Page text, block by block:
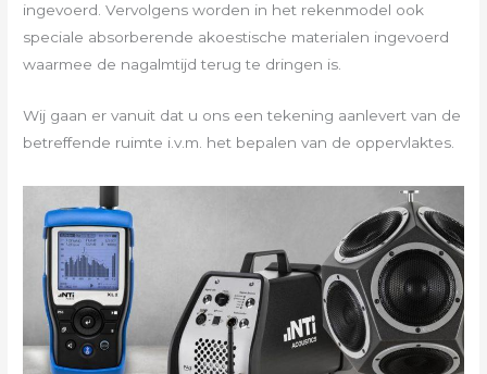
ingevoerd. Vervolgens worden in het rekenmodel ook
speciale absorberende akoestische materialen ingevoerd
waarmee de nagalmtijd terug te dringen is.
Wij gaan er vanuit dat u ons een tekening aanlevert van de
betreffende ruimte i.v.m. het bepalen van de oppervlaktes.